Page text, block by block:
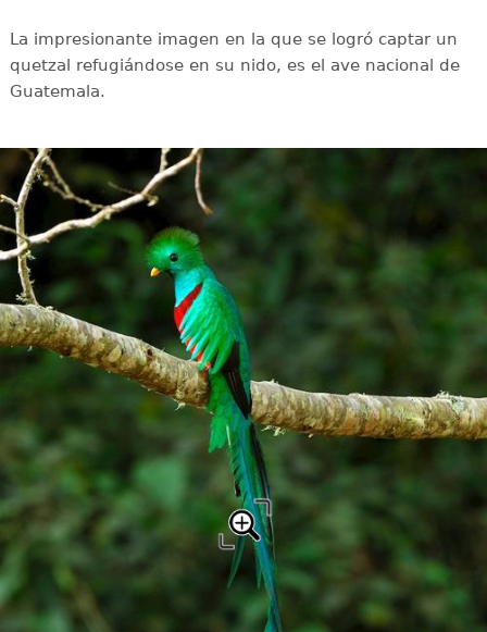
La impresionante imagen en la que se logró captar un
quetzal refugiándose en su nido, es el ave nacional de
Guatemala.